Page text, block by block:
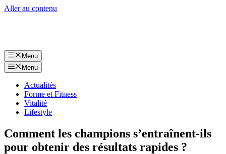
Aller au contenu
Menu
Menu
Actualités
Forme et Fitness
Vitalité
Lifestyle
Comment les champions s’entraînent-ils
pour obtenir des résultats rapides ?